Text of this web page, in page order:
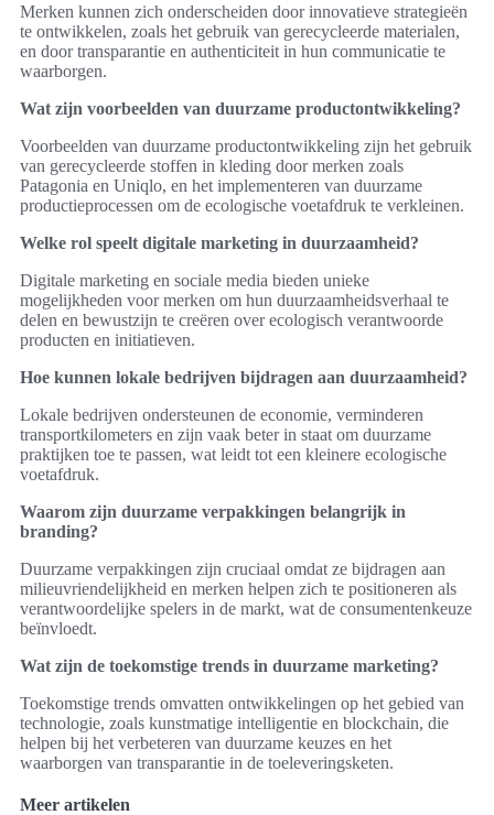
Merken kunnen zich onderscheiden door innovatieve strategieën
te ontwikkelen, zoals het gebruik van gerecycleerde materialen,
en door transparantie en authenticiteit in hun communicatie te
waarborgen.
Wat zijn voorbeelden van duurzame productontwikkeling?
Voorbeelden van duurzame productontwikkeling zijn het gebruik
van gerecycleerde stoffen in kleding door merken zoals
Patagonia en Uniqlo, en het implementeren van duurzame
productieprocessen om de ecologische voetafdruk te verkleinen.
Welke rol speelt digitale marketing in duurzaamheid?
Digitale marketing en sociale media bieden unieke
mogelijkheden voor merken om hun duurzaamheidsverhaal te
delen en bewustzijn te creëren over ecologisch verantwoorde
producten en initiatieven.
Hoe kunnen lokale bedrijven bijdragen aan duurzaamheid?
Lokale bedrijven ondersteunen de economie, verminderen
transportkilometers en zijn vaak beter in staat om duurzame
praktijken toe te passen, wat leidt tot een kleinere ecologische
voetafdruk.
Waarom zijn duurzame verpakkingen belangrijk in
branding?
Duurzame verpakkingen zijn cruciaal omdat ze bijdragen aan
milieuvriendelijkheid en merken helpen zich te positioneren als
verantwoordelijke spelers in de markt, wat de consumentenkeuze
beïnvloedt.
Wat zijn de toekomstige trends in duurzame marketing?
Toekomstige trends omvatten ontwikkelingen op het gebied van
technologie, zoals kunstmatige intelligentie en blockchain, die
helpen bij het verbeteren van duurzame keuzes en het
waarborgen van transparantie in de toeleveringsketen.
Meer artikelen